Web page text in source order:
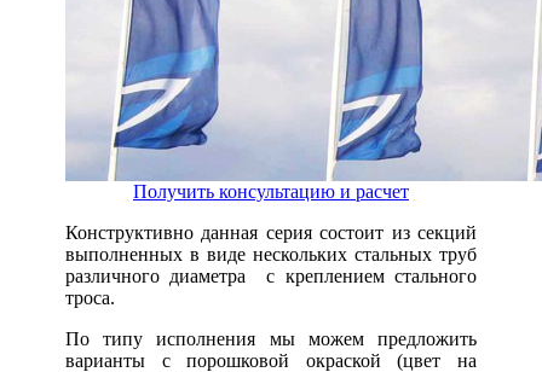
Получить консультацию и расчет
Конструктивно данная серия состоит из секций
выполненных в виде нескольких стальных труб
различного диаметра с креплением стального
троса.
По типу исполнения мы можем предложить
варианты с порошковой окраской (цвет на